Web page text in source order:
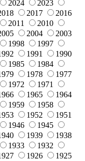
2024
2023
2017
2016
2011
2010
2004
2003
1998
1997
1991
1990
1985
1984
1978
1977
1972
1971
1965
1964
1959
1958
1952
1951
1946
1945
1939
1938
1933
1932
1926
1925